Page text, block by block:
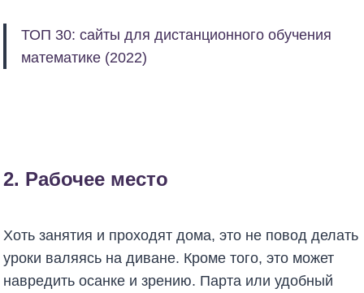
ТОП 30: сайты для дистанционного обучения
математике (2022)
2. Рабочее место
Хоть занятия и проходят дома, это не повод делать
уроки валяясь на диване. Кроме того, это может
навредить осанке и зрению. Парта или удобный